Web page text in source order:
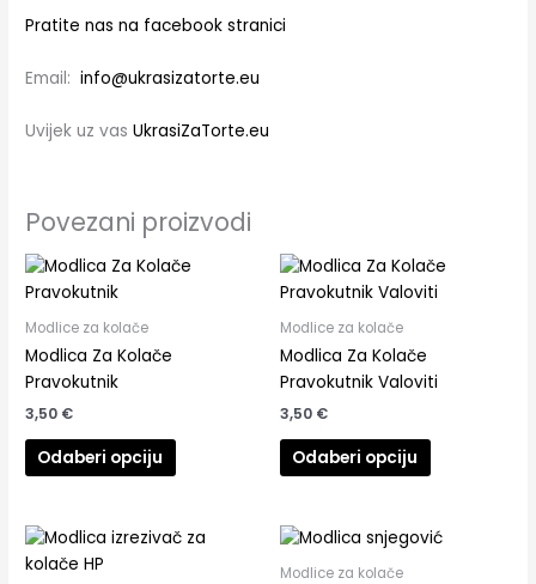
Pratite nas na facebook stranici
Email:info@ukrasizatorte.eu
Uvijek uz vasUkrasiZaTorte.eu
Povezani proizvodi
Modlice za kolače
Modlica Za Kolače
Pravokutnik
3,50 €
Odaberi opciju
Modlice za kolače
Modlica Za Kolače
Pravokutnik Valoviti
3,50 €
Odaberi opciju
Modlice za kolače